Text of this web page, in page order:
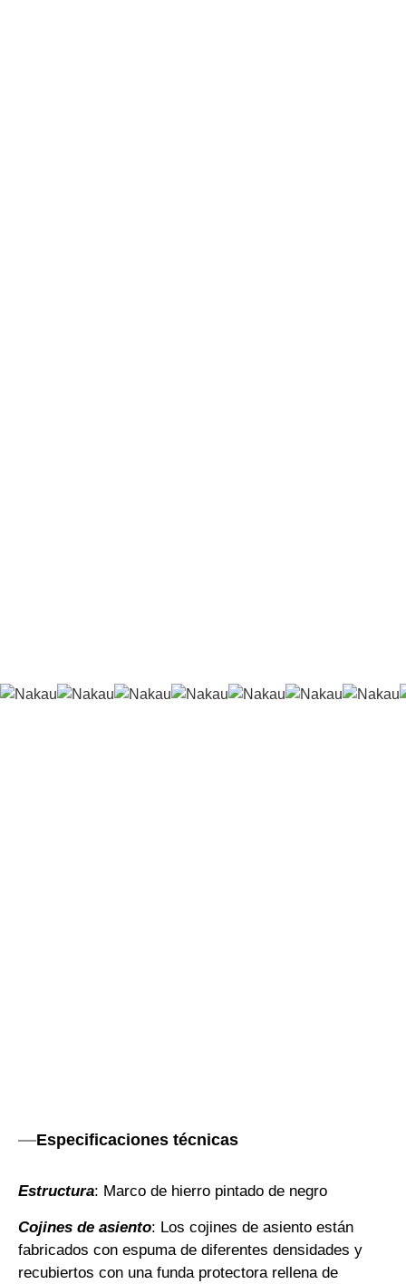
Especificaciones técnicas
Estructura: Marco de hierro pintado de negro
Cojines de asiento: Los cojines de asiento están
fabricados con espuma de diferentes densidades y
recubiertos con una funda protectora rellena de